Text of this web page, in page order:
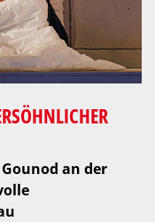
an der